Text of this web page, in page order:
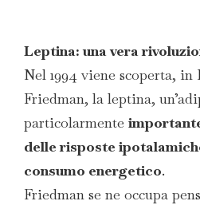
Leptina: una vera
Nel 1994 viene scoperta, in
Friedman, la leptina,
particolarmente
delle risposte
consumo energetico.
Friedman se ne occupa